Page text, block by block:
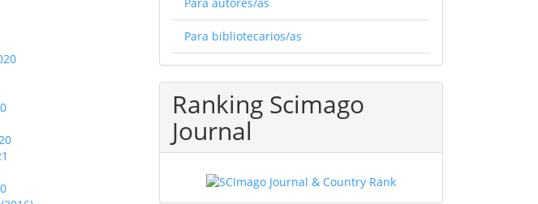
Para bibliotecarios/as
Ranking Scimago
Journal